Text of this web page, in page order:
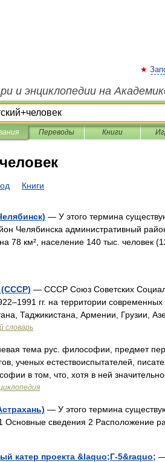
и энциклопедии на
Переводы Книги
Книги
— У этого термина
Челябинска административный
78 км², население 140 тыс. человек
— СССР Союз Советских
гг. на территории
Таджикистана, Армении, Грузии,
словарь
тема рус. философии, предмет
ученых естествоиспытателей,
в том, что, хотя в ней
— У этого термина
Основные сведения 2 Расположение
катер проекта &laquo;Г-5&raquo; —